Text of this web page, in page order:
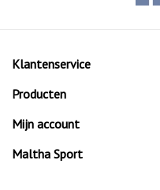
Klantenservice
Producten
Mijn account
Maltha Sport